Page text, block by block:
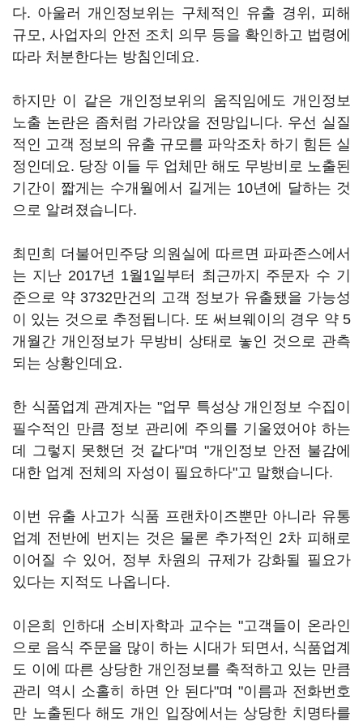
다. 아울러 개인정보위는 구체적인 유출 경위, 피해
규모, 사업자의 안전 조치 의무 등을 확인하고 법령에
따라 처분한다는 방침인데요.
하지만 이 같은 개인정보위의 움직임에도 개인정보
노출 논란은 좀처럼 가라앉을 전망입니다. 우선 실질
적인 고객 정보의 유출 규모를 파악조차 하기 힘든 실
정인데요. 당장 이들 두 업체만 해도 무방비로 노출된
기간이 짧게는 수개월에서 길게는 10년에 달하는 것
으로 알려졌습니다.
최민희 더불어민주당 의원실에 따르면 파파존스에서
는 지난 2017년 1월1일부터 최근까지 주문자 수 기
준으로 약 3732만건의 고객 정보가 유출됐을 가능성
이 있는 것으로 추정됩니다. 또 써브웨이의 경우 약 5
개월간 개인정보가 무방비 상태로 놓인 것으로 관측
되는 상황인데요.
한 식품업계 관계자는 "업무 특성상 개인정보 수집이
필수적인 만큼 정보 관리에 주의를 기울였어야 하는
데 그렇지 못했던 것 같다"며 "개인정보 안전 불감에
대한 업계 전체의 자성이 필요하다"고 말했습니다.
이번 유출 사고가 식품 프랜차이즈뿐만 아니라 유통
업계 전반에 번지는 것은 물론 추가적인 2차 피해로
이어질 수 있어, 정부 차원의 규제가 강화될 필요가
있다는 지적도 나옵니다.
이은희 인하대 소비자학과 교수는 "고객들이 온라인
으로 음식 주문을 많이 하는 시대가 되면서, 식품업계
도 이에 따른 상당한 개인정보를 축적하고 있는 만큼
관리 역시 소홀히 하면 안 된다"며 "이름과 전화번호
만 노출된다 해도 개인 입장에서는 상당한 치명타를